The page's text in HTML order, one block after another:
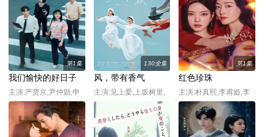
第1集
我们愉快的好日子
主演:严贤京,尹仲勋,申
正允,尹多英,金惠玉,鲜
于在德,尹多勋,文喜京,
李商淑,郑孝彬,李家豪,
130全集
风，带有香气
主演:见上爱,上坂树里,
水野美纪,早坂美海,小
林隆,小林虎之介,津崎
史郎,岩瀬顕子,三浦贵
第1集
红色珍珠
主演:朴真熙,李甫姫,李
元宗,韩振熙,李应敬,李
代延,金惠仙,金宣敬,이
정용,채빈